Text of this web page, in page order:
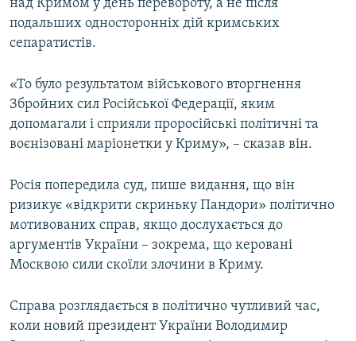
над Кримом у день перевороту, а не після
подальших односторонніх дій кримських
сепаратистів.
«То було результатом військового вторгнення
Збройних сил Російської Федерації, яким
допомагали і сприяли проросійські політичні та
воєнізовані маріонетки у Криму», – сказав він.
Росія попередила суд, пише видання, що він
ризикує «відкрити скриньку Пандори» політично
мотивованих справ, якщо дослухається до
аргументів України – зокрема, що керовані
Москвою сили скоїли злочини в Криму.
Справа розглядається в політично чутливий час,
коли новий президент України Володимир